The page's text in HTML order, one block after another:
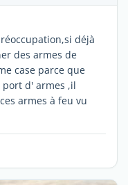
déjà
des armes de
case parce que
port d' armes ,il
armes à feu vu